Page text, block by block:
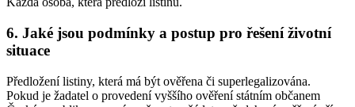
6. Jaké jsou podmínky a postup pro řešení životní
situace
Předložení listiny, která má být ověřena či superlegalizována.
Pokud je žadatel o provedení vyššího ověření státním občanem